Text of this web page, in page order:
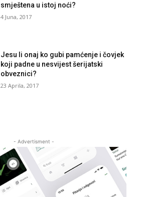
smještena u istoj noći?
4 Juna, 2017
Jesu li onaj ko gubi pamćenje i čovjek
koji padne u nesvijest šerijatski
obveznici?
23 Aprila, 2017
- Advertisment -